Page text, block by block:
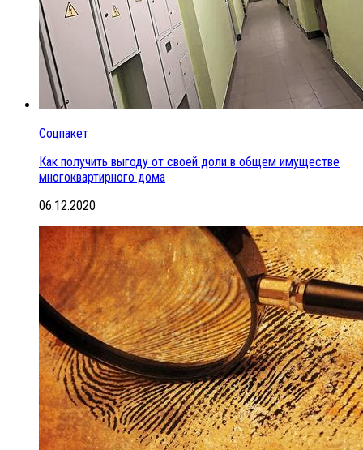
Соцпакет
Как получить выгоду от своей доли в общем имуществе
многоквартирного дома
06.12.2020